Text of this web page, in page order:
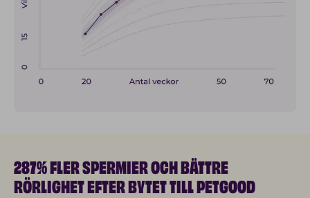
287% FLER SPERMIER OCH BÄTTRE
RÖRLIGHET EFTER BYTET TILL PETGOOD